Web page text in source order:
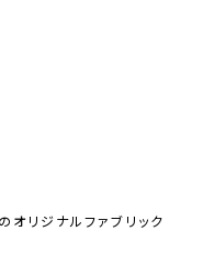
オリジナルファブリック